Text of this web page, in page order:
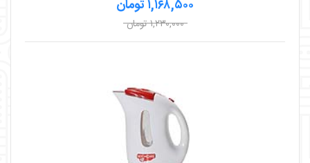
۱,۱۶۸,۵۰۰ تومان
۱,۲۳۰,۰۰۰ تومان